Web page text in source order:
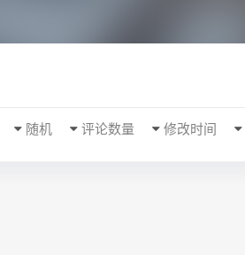
修改时间
评论数量
随机